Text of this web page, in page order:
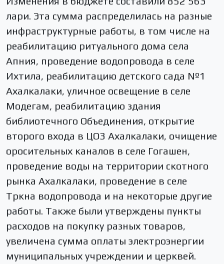
лари. Эта сумма распределилась на разные
инфраструктурные работы, в том числе на
реабилитацию ритуального дома села
Апния, проведение водопровода в селе
Ихтила, реабилитацию детского сада №1
Ахалкалаки, уличное освещение в селе
Модегам, реабилитацию здания
библиотечного Объединения, открытие
второго входа в ЦОЗ Ахалкалаки, очищение
оросительных каналов в селе Гогашен,
проведение воды на территории скотного
рынка Ахалкалаки, проведение в селе
Тркна водопровода и на некоторые другие
работы. Также были утверждены пункты
расходов на покупку разных товаров,
увеличена сумма оплаты электроэнергии
муниципальных учреждении и церквей.